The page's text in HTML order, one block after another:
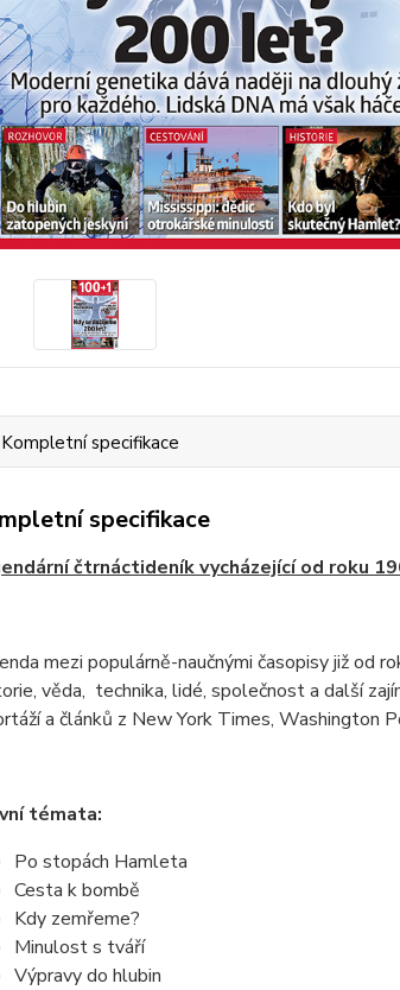
Kompletní specifikace
specifikace
čtrnáctideník vycházející od roku
mezi populárně-naučnými časopisy již od
věda, technika, lidé, společnost a další
a článků z New York Times, Washington
témata:
Po stopách Hamleta
Cesta k bombě
Kdy zemřeme?
Minulost s tváří
Výpravy do hlubin